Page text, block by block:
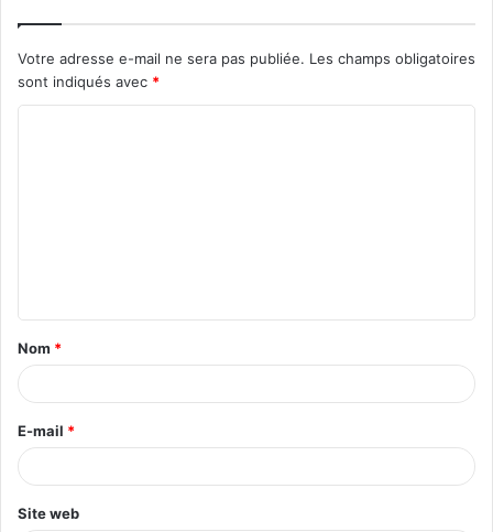
Votre adresse e-mail ne sera pas publiée. Les champs obligatoires
sont indiqués avec *
t
a
i
e
*
Nom *
E-mail *
Site web